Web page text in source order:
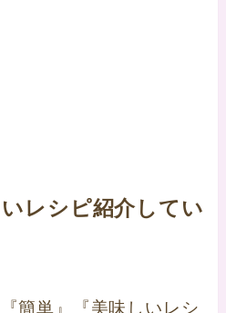
レシピ紹介してい
簡単』『美味しいレシ